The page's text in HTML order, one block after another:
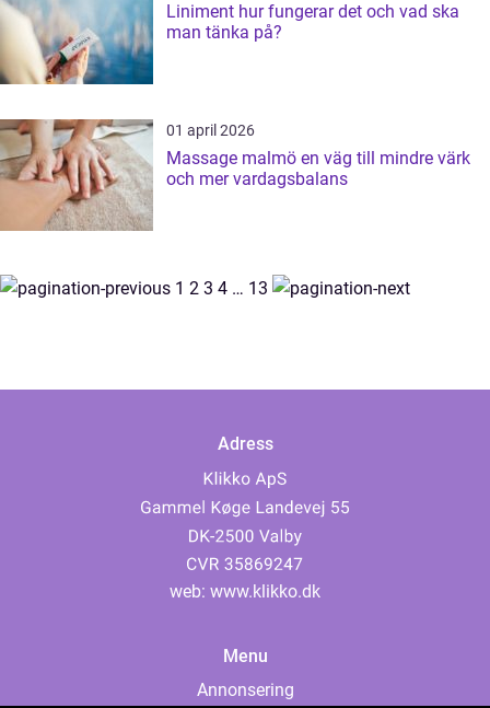
Liniment hur fungerar det och vad ska
man tänka på?
01 april 2026
Massage malmö en väg till mindre värk
och mer vardagsbalans
1 2 3 4 … 13
Adress
web: www.klikko.dk
Menu
Annonsering